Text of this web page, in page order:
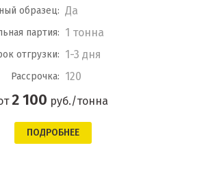
образец: Да
партия: 1 тонна
отгрузки: 1-3 дня
Рассрочка: 120
2 100 руб./тонна
ПОДРОБНЕЕ